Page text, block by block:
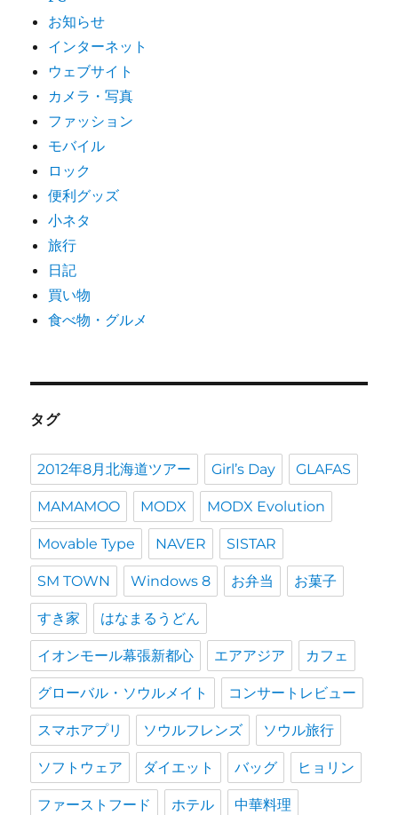
お知らせ
インターネット
ウェブサイト
カメラ・写真
ファッション
モバイル
ロック
便利グッズ
小ネタ
旅行
日記
買い物
食べ物・グルメ
タグ
2012年8月北海道ツアー Girl’s Day GLAFAS
MAMAMOO MODX MODX Evolution
Movable Type NAVER SISTAR
SM TOWN Windows 8 お弁当 お菓子
すき家 はなまるうどん
イオンモール幕張新都心 エアアジア カフェ
グローバル・ソウルメイト コンサートレビュー
スマホアプリ ソウルフレンズ ソウル旅行
ソフトウェア ダイエット バッグ ヒョリン
ファーストフード ホテル 中華料理